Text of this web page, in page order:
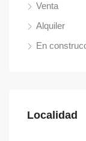
Venta
Alquiler
En
Localidad